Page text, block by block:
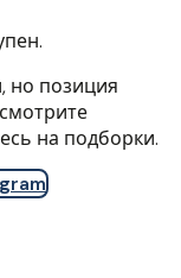
но позиция
на подборки.